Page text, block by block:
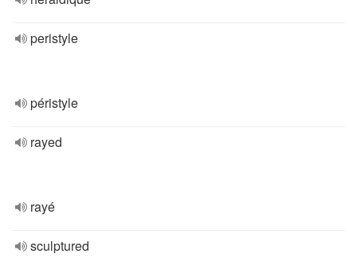
peristyle
péristyle
rayed
rayé
sculptured